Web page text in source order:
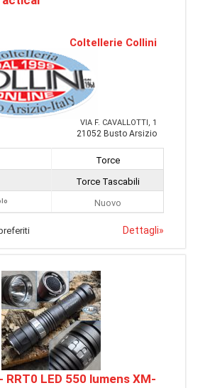
Coltellerie Collini
VIA F. CAVALLOTTI, 1
21052 Busto Arsizio
Torce
Torce Tascabili
Nuovo
Dettagli»
RRT0 LED 550 lumens XM-